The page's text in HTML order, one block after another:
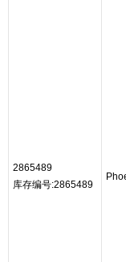
2865489
库存编号:2865489